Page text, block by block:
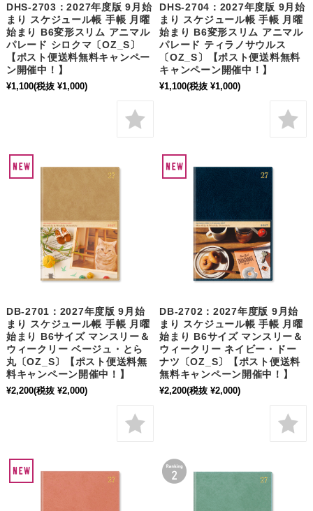
DHS-2703：2027年度版 9月始
まり スケジュール帳 手帳 月曜
始まり B6変形スリム アニマル
パレード シロクマ〔OZ_S〕
【ポスト便送料無料キャンペー
ン開催中！】
¥1,100(税抜 ¥1,000)
DHS-2704：2027年度版 9月始
まり スケジュール帳 手帳 月曜
始まり B6変形スリム アニマル
パレード ティラノサウルス
〔OZ_S〕【ポスト便送料無料
キャンペーン開催中！】
¥1,100(税抜 ¥1,000)
DB-2701：2027年度版 9月始
まり スケジュール帳 手帳 月曜
始まり B6サイズ マンスリー＆
ウィークリー ベージュ・とら
丸〔OZ_S〕【ポスト便送料無
料キャンペーン開催中！】
¥2,200(税抜 ¥2,000)
DB-2702：2027年度版 9月始
まり スケジュール帳 手帳 月曜
始まり B6サイズ マンスリー＆
ウィークリー ネイビー・ドー
ナツ〔OZ_S〕【ポスト便送料
無料キャンペーン開催中！】
¥2,200(税抜 ¥2,000)